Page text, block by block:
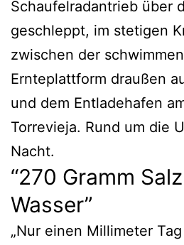
Schaufelradantrieb über
geschleppt, im stetigen
zwischen der
Ernteplattform draußen
und dem Entladehafen
Torrevieja. Rund um die
Nacht.
“270 Gramm
Wasser”
„Nur einen Millimeter